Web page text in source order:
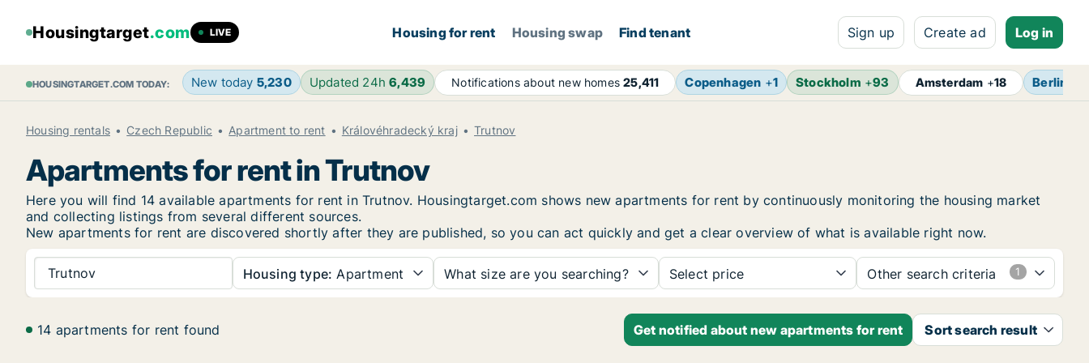
Housingtarget.com LIVE Housing for rent Housing swap Find tenant Sign up Create ad Log in
HOUSINGTARGET.COM TODAY: New today 5,230 Updated 24h6,439 Notifications about new homes25,411 Copenhagen +1 Stockholm +93 Amsterdam +18 Berlin
Housing rentals Czech Republic Apartment to rent Královéhradecký kraj Trutnov
Apartments for rent in Trutnov
Here you will find 14 available apartments for rent in Trutnov. Housingtarget.com shows new apartments for rent by continuously monitoring the housing market
and collecting listings from several different sources.
New apartments for rent are discovered shortly after they are published, so you can act quickly and get a clear overview of what is available right now.
Trutnov Housing type: Apartment What size are you searching? Select price Other search criteria
14 apartments for rent found Get notified about new apartments for rent Sort search result